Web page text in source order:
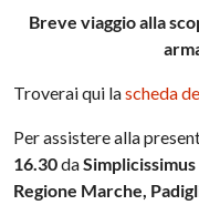
Breve viaggio alla
Troverai qui lascheda
Per assistere alla
16.30da
Regione Marche,